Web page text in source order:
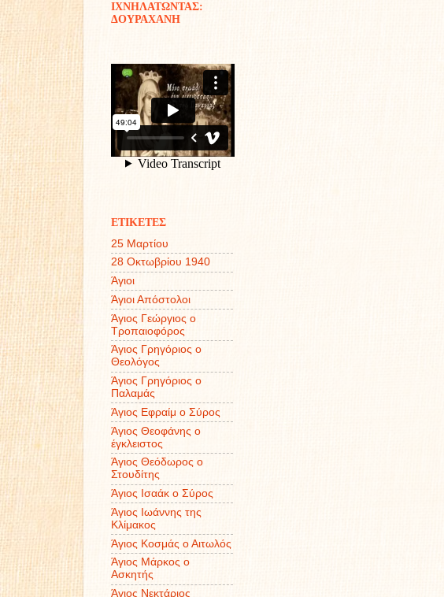
ΙΧΝΗΛΑΤΩΝΤΑΣ:
ΔΟΥΡΑΧΑΝΗ
ΕΤΙΚΕΤΕΣ
25 Μαρτίου
28 Οκτωβρίου 1940
Άγιοι
Άγιοι Απόστολοι
Άγιος Γεώργιος ο
Τροπαιοφόρος
Άγιος Γρηγόριος ο
Θεολόγος
Άγιος Γρηγόριος ο
Παλαμάς
Άγιος Εφραίμ ο Σύρος
Άγιος Θεοφάνης ο
έγκλειστος
Άγιος Θεόδωρος ο
Στουδίτης
Άγιος Ισαάκ ο Σύρος
Άγιος Ιωάννης της
Κλίμακος
Άγιος Κοσμάς ο Αιτωλός
Άγιος Μάρκος ο
Ασκητής
Άγιος Νεκτάριος